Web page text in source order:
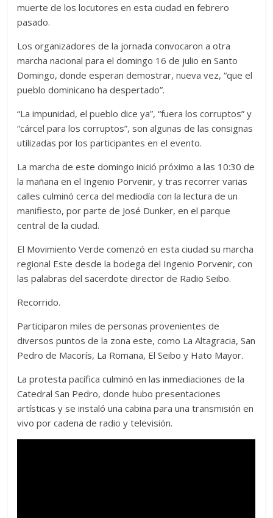
muerte de los locutores en esta ciudad en febrero
pasado.
Los organizadores de la jornada convocaron a otra
marcha nacional para el domingo 16 de julio en Santo
Domingo, donde esperan demostrar, nueva vez, “que el
pueblo dominicano ha despertado”.
“La impunidad, el pueblo dice ya”, “fuera los corruptos” y
“cárcel para los corruptos”, son algunas de las consignas
utilizadas por los participantes en el evento.
La marcha de este domingo inició próximo a las 10:30 de
la mañana en el Ingenio Porvenir, y tras recorrer varias
calles culminó cerca del mediodía con la lectura de un
manifiesto, por parte de José Dunker, en el parque
central de la ciudad.
El Movimiento Verde comenzó en esta ciudad su marcha
regional Este desde la bodega del Ingenio Porvenir, con
las palabras del sacerdote director de Radio Seibo.
Recorrido.
Participaron miles de personas provenientes de
diversos puntos de la zona este, como La Altagracia, San
Pedro de Macorís, La Romana, El Seibo y Hato Mayor.
La protesta pacífica culminó en las inmediaciones de la
Catedral San Pedro, donde hubo presentaciones
artísticas y se instaló una cabina para una transmisión en
vivo por cadena de radio y televisión.